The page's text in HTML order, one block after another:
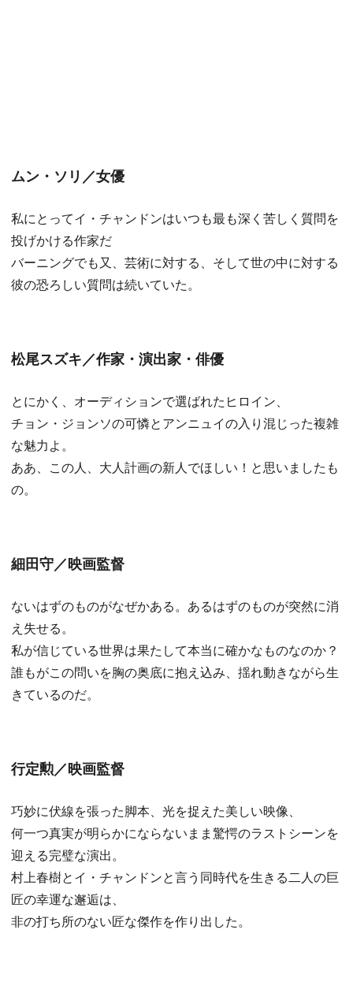
ムン・ソリ／女優
私にとってイ・チャンドンはいつも最も深く苦しく質問を
投げかける作家だ
バーニングでも又、芸術に対する、そして世の中に対する
彼の恐ろしい質問は続いていた。
松尾スズキ／作家・演出家・俳優
とにかく、オーディションで選ばれたヒロイン、
チョン・ジョンソの可憐とアンニュイの入り混じった複雑
な魅力よ。
ああ、この人、大人計画の新人でほしい！と思いましたも
の。
細田守／映画監督
ないはずのものがなぜかある。あるはずのものが突然に消
え失せる。
私が信じている世界は果たして本当に確かなものなのか？
誰もがこの問いを胸の奥底に抱え込み、揺れ動きながら生
きているのだ。
行定勲／映画監督
巧妙に伏線を張った脚本、光を捉えた美しい映像、
何一つ真実が明らかにならないまま驚愕のラストシーンを
迎える完璧な演出。
村上春樹とイ・チャンドンと言う同時代を生きる二人の巨
匠の幸運な邂逅は、
非の打ち所のない匠な傑作を作り出した。